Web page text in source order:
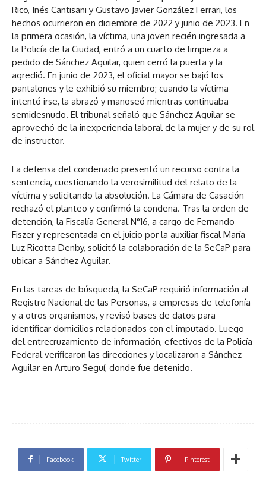
Rico, Inés Cantisani y Gustavo Javier González Ferrari, los
hechos ocurrieron en diciembre de 2022 y junio de 2023. En
la primera ocasión, la víctima, una joven recién ingresada a
la Policía de la Ciudad, entró a un cuarto de limpieza a
pedido de Sánchez Aguilar, quien cerró la puerta y la
agredió. En junio de 2023, el oficial mayor se bajó los
pantalones y le exhibió su miembro; cuando la víctima
intentó irse, la abrazó y manoseó mientras continuaba
semidesnudo. El tribunal señaló que Sánchez Aguilar se
aprovechó de la inexperiencia laboral de la mujer y de su rol
de instructor.
La defensa del condenado presentó un recurso contra la
sentencia, cuestionando la verosimilitud del relato de la
víctima y solicitando la absolución. La Cámara de Casación
rechazó el planteo y confirmó la condena. Tras la orden de
detención, la Fiscalía General N°16, a cargo de Fernando
Fiszer y representada en el juicio por la auxiliar fiscal María
Luz Ricotta Denby, solicitó la colaboración de la SeCaP para
ubicar a Sánchez Aguilar.
En las tareas de búsqueda, la SeCaP requirió información al
Registro Nacional de las Personas, a empresas de telefonía
y a otros organismos, y revisó bases de datos para
identificar domicilios relacionados con el imputado. Luego
del entrecruzamiento de información, efectivos de la Policía
Federal verificaron las direcciones y localizaron a Sánchez
Aguilar en Arturo Seguí, donde fue detenido.
Facebook Twitter Pinterest